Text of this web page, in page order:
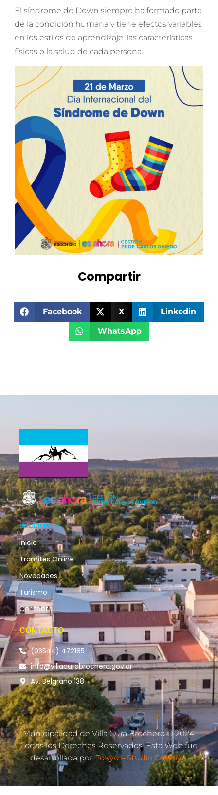
El síndrome de Down siempre ha formado parte
de la condición humana y tiene efectos variables
en los estilos de aprendizaje, las características
físicas o la salud de cada persona.
Compartir
Facebook X Linkedin
WhatsApp
SECCIONES
Inicio
Trámites Online
Novedades
Turismo
Contacto
CONTACTO
(03544) 472185
info@villacurabrochero.gov.ar
Av. Belgrano 138
Municipalidad de Villa Cura Brochero © 2024.
Todos los Derechos Reservados. Esta Web fue
desarrollada por: Tokyo – Studio Creativo.